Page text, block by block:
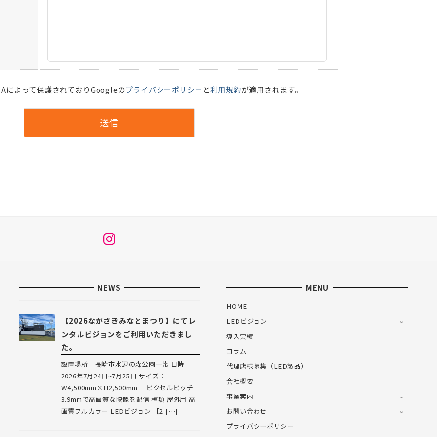
によって保護されておりGoogleのプライバシーポリシー と利用規約が適用されます。
メ
項
NEWS
【2026ながさきみなとまつり】にてレ
ンタルビジョンをご利用いただきまし
た。
設置場所 長崎市水辺の森公園一帯 日時
2026年7月24日~7月25日 サイズ：
W4,500mm×H2,500mm ピクセルピッチ
3.9mmで高画質な映像を配信 種類 屋外用 高
画質フルカラー LEDビジョン 【2 […]
MENU
HOME
LEDビジョン
導入実績
コラム
代理店様募集（LED製品）
会社概要
事業案内
お問い合わせ
プライバシーポリシー